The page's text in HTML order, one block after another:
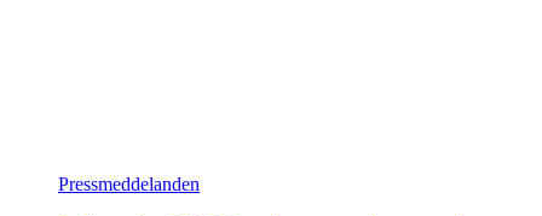
Pressmeddelanden